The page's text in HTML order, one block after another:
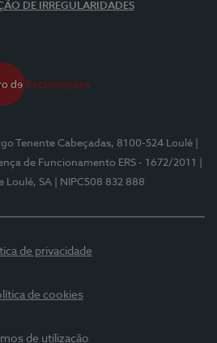
DE IRREGULARIDADES
Tenente Cabeçadas, 8100-524 Loulé
de Funcionamento ERS - 1672/2011
Loulé, SA
| NIPC508 832 888
de privacidade
de cookies
de utilização